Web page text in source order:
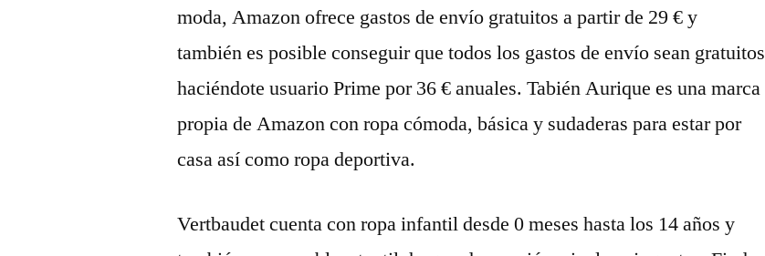
moda, Amazon ofrece gastos de envío gratuitos a partir de 29 € y
también es posible conseguir que todos los gastos de envío sean gratuitos
haciéndote usuario Prime por 36 € anuales. Tabién Aurique es una marca
propia de Amazon con ropa cómoda, básica y sudaderas para estar por
casa así como ropa deportiva.
Vertbaudet cuenta con ropa infantil desde 0 meses hasta los 14 años y